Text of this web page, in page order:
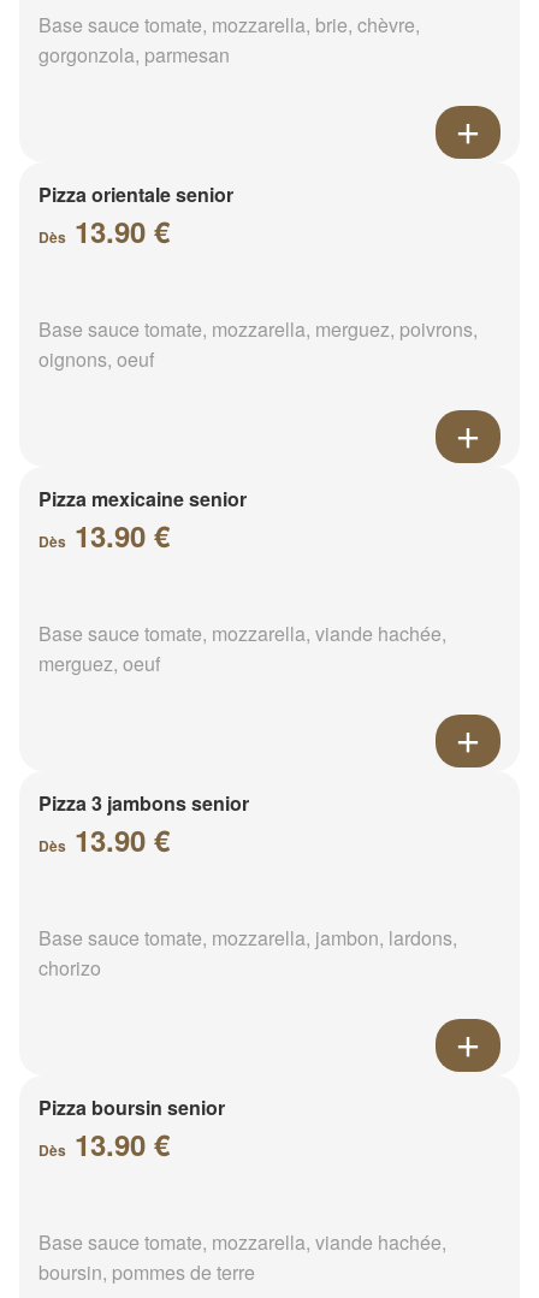
Base sauce tomate, mozzarella, brie, chèvre,
gorgonzola, parmesan
Pizza orientale senior
Dès 13.90 €
Base sauce tomate, mozzarella, merguez, poivrons,
oignons, oeuf
Pizza mexicaine senior
Dès 13.90 €
Base sauce tomate, mozzarella, viande hachée,
merguez, oeuf
Pizza 3 jambons senior
Dès 13.90 €
Base sauce tomate, mozzarella, jambon, lardons,
chorizo
Pizza boursin senior
Dès 13.90 €
Base sauce tomate, mozzarella, viande hachée,
boursin, pommes de terre